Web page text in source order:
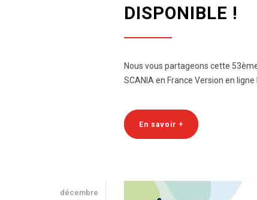
DISPONIBLE !
Nous vous partageons cette
SCANIA en France Version en
En savoir +
décembre